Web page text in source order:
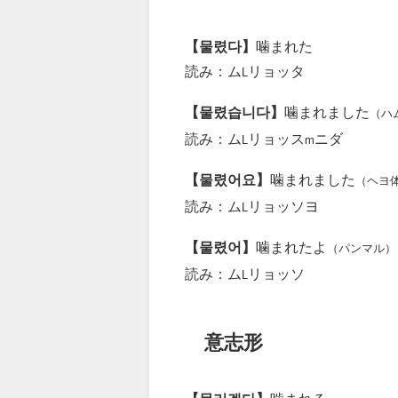
【물렸다】
噛まれた
読み：ム
リョッタ
【물렸습니다】 噛まれました （ハ
読み：ム リョッス m ニダ
【물렸어요】 噛まれました （ヘヨ
読み：ム リョッソヨ
【물렸어】 噛まれたよ （パンマル）
読み：ム リョッソ
意志形